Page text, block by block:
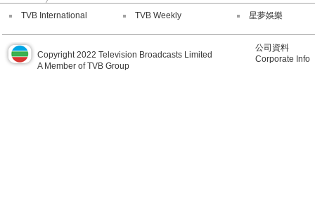
TVB International TVB Weekly 星夢娛樂
Copyright 2022 Television Broadcasts Limited
A Member of TVB Group
公司資料
Corporate Info